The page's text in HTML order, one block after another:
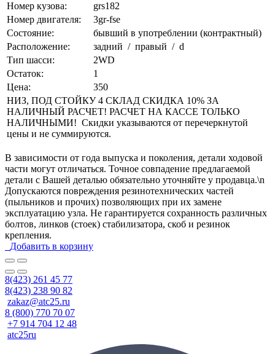
Номер кузова:
grs182
Номер двигателя:
3gr-fse
Состояние:
бывший в употреблении (контрактный)
Расположение:
задний / правый / d
Тип шасси:
2WD
Остаток:
1
Цена:
350
НИЗ, ПОД СТОЙКУ 4 СКЛАД СКИДКА 10% ЗА
НАЛИЧНЫЙ РАСЧЕТ! РАСЧЕТ НА КАССЕ ТОЛЬКО
НАЛИЧНЫМИ! Скидки указываются от перечеркнутой
цены и не суммируются.
В зависимости от года выпуска и поколения, детали ходовой
части могут отличаться. Точное совпадение предлагаемой
детали с Вашей деталью обязательно уточняйте у продавца.\n
Допускаются повреждения резинотехнических частей
(пыльников и прочих) позволяющих при их замене
эксплуатацию узла. Не гарантируется сохранность различных
болтов, линков (стоек) стабилизатора, скоб и резинок
крепления.
Добавить в корзину
8(423) 261 45 77
8(423) 238 90 82
zakaz@atc25.ru
8 (800) 770 70 07
+7 914 704 12 48
atc25ru